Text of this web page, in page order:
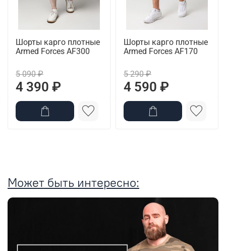
Шорты карго плотные
Armed Forces AF300
5 090 ₽
4 390 ₽
Шорты карго плотные
Armed Forces AF170
5 290 ₽
4 590 ₽
Может быть интересно: